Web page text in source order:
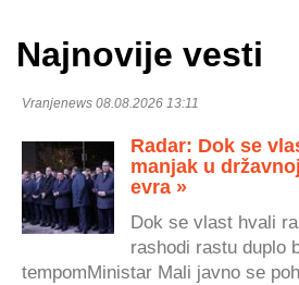
Najnovije vesti
Vranjenews 08.08.2026 13:11
Radar: Dok se
manjak u
evra »
Dok se vlast hvali
rashodi rastu duplo
tempomMinistar Mali javno se